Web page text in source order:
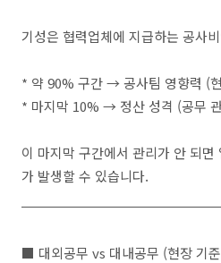
기성은 협력업체에 지급하는 공사
* 약 90% 구간 → 공사팀 영향력 (
* 마지막 10% → 정산 성격 (공무
이 마지막 구간에서 관리가 안 되
가 발생할 수 있습니다.
■ 대외공무 vs 대내공무 (현장 기